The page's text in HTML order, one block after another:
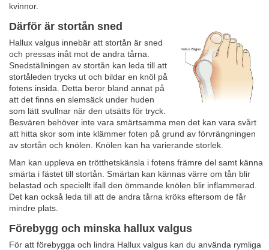
kvinnor.
Därför är stortån sned
Hallux valgus innebär att stortån är sned
och pressas inåt mot de andra tårna.
Snedställningen av stortån kan leda till att
stortåleden trycks ut och bildar en knöl på
fotens insida. Detta beror bland annat på
att det finns en slemsäck under huden
som lätt svullnar när den utsätts för tryck.
Besvären behöver inte vara smärtsamma men det kan vara svårt
att hitta skor som inte klämmer foten på grund av förvrängningen
av stortån och knölen. Knölen kan ha varierande storlek.
Man kan uppleva en trötthetskänsla i fotens främre del samt känna
smärta i fästet till stortån. Smärtan kan kännas värre om tån blir
belastad och speciellt ifall den ömmande knölen blir inflammerad.
Det kan också leda till att de andra tårna kröks eftersom de får
mindre plats.
Förebygg och minska hallux valgus
För att förebygga och lindra Hallux valgus kan du använda rymliga